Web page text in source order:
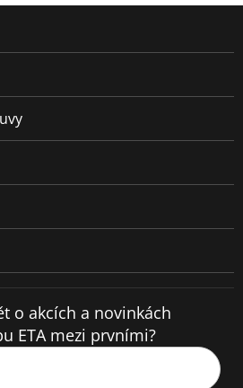
o akcích a novinkách
ETA mezi prvními?